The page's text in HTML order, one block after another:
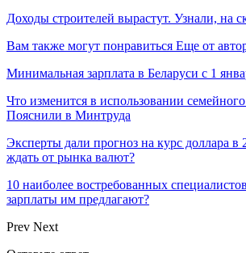
Доходы строителей вырастут. Узнали, на
Вам также могут понравиться Еще от
Минимальная зарплата в Беларуси с 1
Что изменится в использовании
Пояснили в Минтруда
Эксперты дали прогноз на курс доллара в
ждать от рынка валют?
10 наиболее востребованных
зарплаты им предлагают?
Prev Next